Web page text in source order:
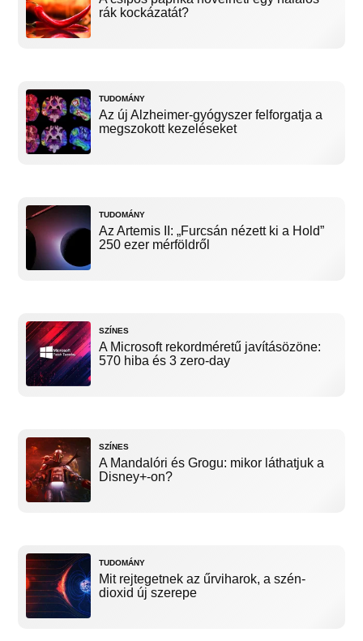
rák kockázatát?
TUDOMÁNY
Az új Alzheimer-gyógyszer felforgatja a
megszokott kezeléseket
TUDOMÁNY
Az Artemis II: „Furcsán nézett ki a Hold”
250 ezer mérföldről
SZÍNES
A Microsoft rekordméretű javításözöne:
570 hiba és 3 zero-day
SZÍNES
A Mandalóri és Grogu: mikor láthatjuk a
Disney+-on?
TUDOMÁNY
Mit rejtegetnek az űrviharok, a szén-
dioxid új szerepe